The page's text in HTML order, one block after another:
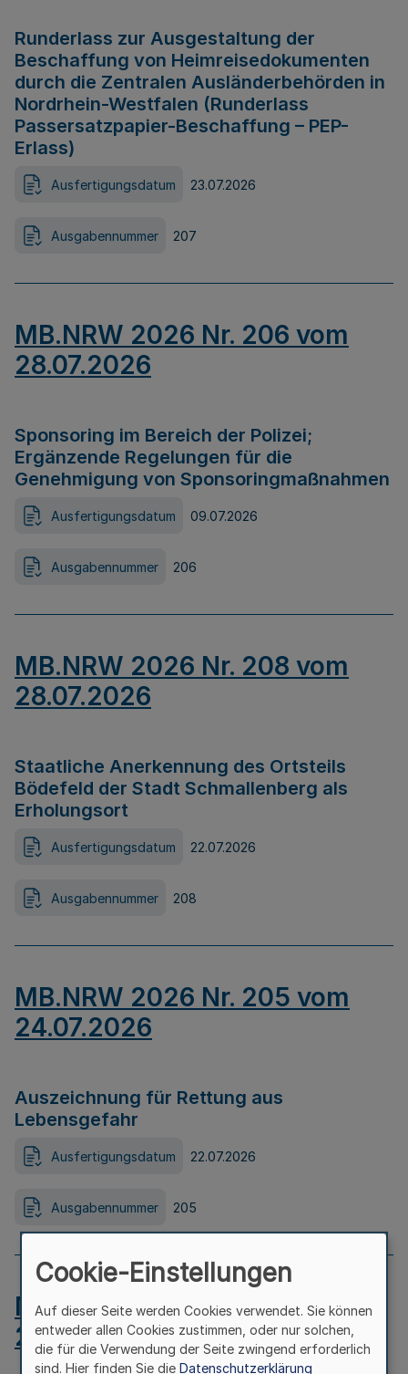
Runderlass zur Ausgestaltung der
Beschaffung von Heimreisedokumenten
durch die Zentralen Ausländerbehörden in
Nordrhein-Westfalen (Runderlass
Passersatzpapier-Beschaffung – PEP-
Erlass)
Ausfertigungsdatum 23.07.2026
Ausgabennummer 207
MB.NRW 2026 Nr. 206 vom
28.07.2026
Sponsoring im Bereich der Polizei;
Ergänzende Regelungen für die
Genehmigung von Sponsoringmaßnahmen
Ausfertigungsdatum 09.07.2026
Ausgabennummer 206
MB.NRW 2026 Nr. 208 vom
28.07.2026
Staatliche Anerkennung des Ortsteils
Bödefeld der Stadt Schmallenberg als
Erholungsort
Ausfertigungsdatum 22.07.2026
Ausgabennummer 208
MB.NRW 2026 Nr. 205 vom
24.07.2026
Auszeichnung für Rettung aus
Lebensgefahr
Ausfertigungsdatum 22.07.2026
Ausgabennummer 205
MB.NRW 2026 Nr. 204 vom
24.07.2026
Cookie-Einstellungen
Auf dieser Seite werden Cookies verwendet. Sie können
entweder allen Cookies zustimmen, oder nur solchen,
die für die Verwendung der Seite zwingend erforderlich
sind. Hier finden Sie die Datenschutzerklärung